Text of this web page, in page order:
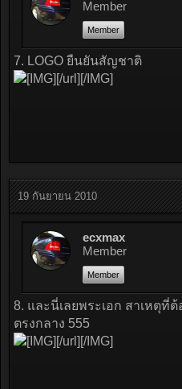
Member
Member
7. LOGO ยืนยันสัญชาติ
[/url][/IMG]
19 กันยายน 2010
ecxmax
Member
Member
8. และนี่เลยพระเอก สาเหตุที่
ตรงกลาง 555
[/url][/IMG]